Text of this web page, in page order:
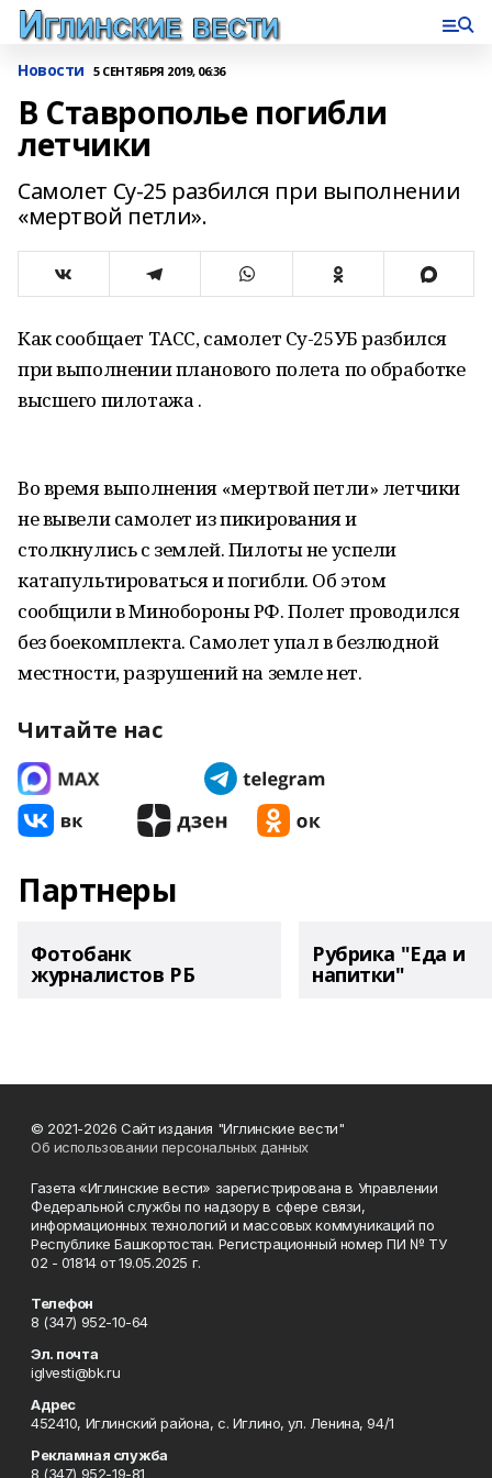
Новости 5 СЕНТЯБРЯ 2019, 06:36
В Ставрополье погибли
летчики
Самолет Су-25 разбился при выполнении
«мертвой петли».
Как сообщает ТАСС, самолет Су-25УБ разбился
при выполнении планового полета по обработке
высшего пилотажа .
Во время выполнения «мертвой петли» летчики
не вывели самолет из пикирования и
столкнулись с землей. Пилоты не успели
катапультироваться и погибли. Об этом
сообщили в Минобороны РФ. Полет проводился
без боекомплекта. Самолет упал в безлюдной
местности, разрушений на земле нет.
Читайте нас
Партнеры
Фотобанк
журналистов РБ
Рубрика "Еда и
напитки"
© 2021-2026 Сайт издания "Иглинские вести"
Об использовании персональных данных
Газета «Иглинские вести» зарегистрирована в Управлении
Федеральной службы по надзору в сфере связи,
информационных технологий и массовых коммуникаций по
Республике Башкортостан. Регистрационный номер ПИ № ТУ
02 - 01814 от 19.05.2025 г.
Телефон
8 (347) 952-10-64
Эл. почта
iglvesti@bk.ru
Адрес
452410, Иглинский района, с. Иглино, ул. Ленина, 94/1
Рекламная служба
8 (347) 952-19-81